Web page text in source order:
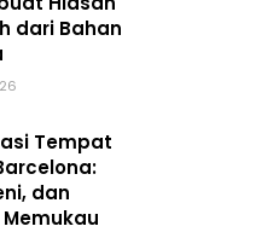
dari Bahan
Tempat
dan